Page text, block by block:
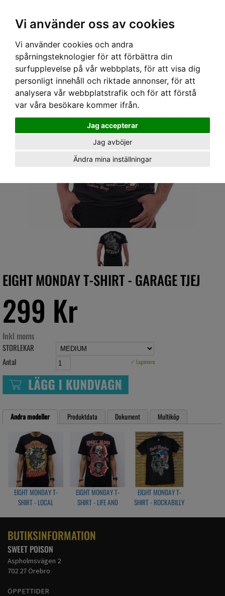
Vi använder oss av cookies
Vi använder cookies och andra
spårningsteknologier för att förbättra din
surfupplevelse på vår webbplats, för att visa dig
personligt innehåll och riktade annonser, för att
analysera vår webbplatstrafik och för att förstå
var våra besökare kommer ifrån.
Jag accepterar
Jag avböjer
Ändra mina inställningar
Hem› HERR›T-SHIRT › EIGHT MONDAY T-SHIRT - GARAGE TJEJ
EIGHT MONDAY T-SHIRT - GARAGE TJEJ
299 Kr
Inkl moms
STORLEKAR
Antal
✓ Lagervara
Andra modeller Produktdata Dokument Multiköp
EIGHT MONDAY T-
SHIRT - LOCAL
EIGHT MONDAY T-
SHIRT - LIFE AND
EIGHT MONDAY T-
SHIRT - ROCKABILLY
BUTIKSINFORMATION
SWEET POISON
Aspholmsvägen 2
702 27 Örebro
ÖPPETTIDER